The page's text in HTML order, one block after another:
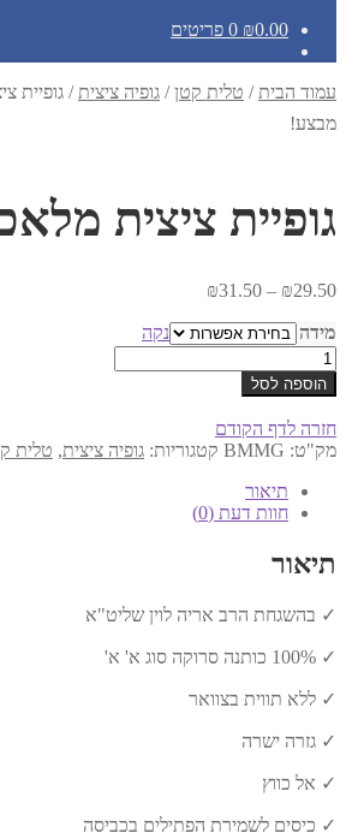
₪0.00 0 פריטים
עמוד הבית / טלית קטן/ גופיה ציצית / גופיית
מבצע!
גופיית ציצית
₪29.50
–
₪31.50
עד
מידה
נקה
כמות
של
גופיית
ציצית
מלאכת
מחשבת
הוספה לסל
חזרה לדף הקודם
מק"ט: BMMG קטגוריות: גופיה ציצית, טלית
תיאור
חוות דעת (0)
תיאור
✓ בהשגחת הרב אריה לוין שליט"א
✓ 100% כותנה סרוקה סוג א' א'
✓ ללא תווית בצוואר
✓ גזרה ישרה
✓ אל כווץ
✓ כיסים לשמירת הפתילים בכביסה